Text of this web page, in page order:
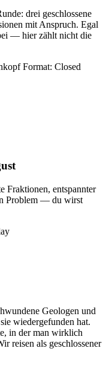
drei geschlossene
mit Anspruch. Egal
— hier zählt nicht die
Format: Closed
Fraktionen, entspannter
Problem — du wirst
Geologen und
wiedergefunden hat.
in der man wirklich
reisen als geschlossener